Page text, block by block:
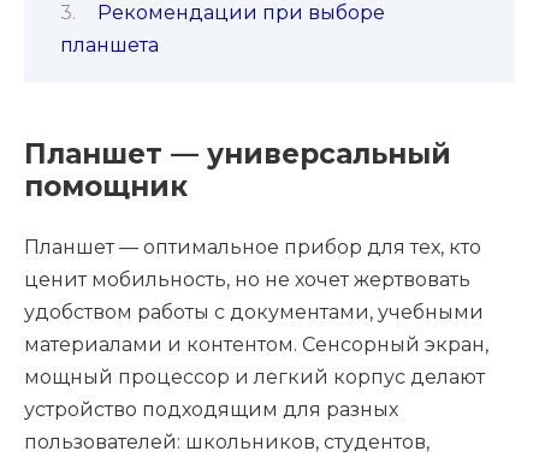
Рекомендации при выборе
планшета
Планшет — универсальный
помощник
Планшет — оптимальное прибор для тех, кто
ценит мобильность, но не хочет жертвовать
удобством работы с документами, учебными
материалами и контентом. Сенсорный экран,
мощный процессор и легкий корпус делают
устройство подходящим для разных
пользователей: школьников, студентов,